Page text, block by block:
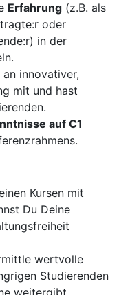
Erfahrung (z.B. als
oder
in der
an innovativer,
mit und hast
auf C1
Kursen mit
Du Deine
wertvolle
Studierenden
weitergibt.